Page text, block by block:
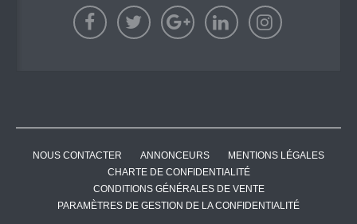
NOUS CONTACTER ANNONCEURS
MENTIONS LÉGALES
CHARTE DE CONFIDENTIALITÉ
CONDITIONS GÉNÉRALES DE VENTE
PARAMÈTRES DE GESTION DE LA CONFIDENTIALITÉ